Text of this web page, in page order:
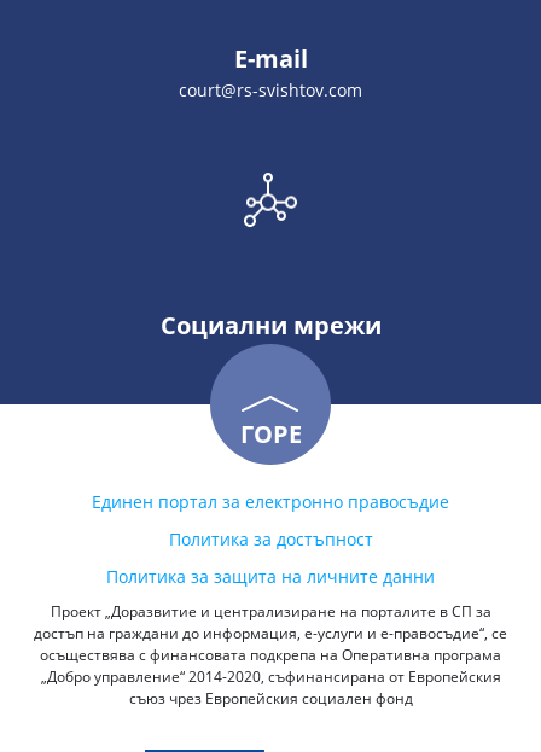
E-mail
court@rs-svishtov.com
Социални мрежи
ГОРЕ
Единен портал за електронно правосъдие
Политика за достъпност
Политика за защита на личните данни
Проект „Доразвитие и централизиране на порталите в СП за
достъп на граждани до информация, е-услуги и е-правосъдие“, се
осъществява с финансовата подкрепа на Оперативна програма
„Добро управление“ 2014-2020, съфинансирана от Европейския
съюз чрез Европейския социален фонд